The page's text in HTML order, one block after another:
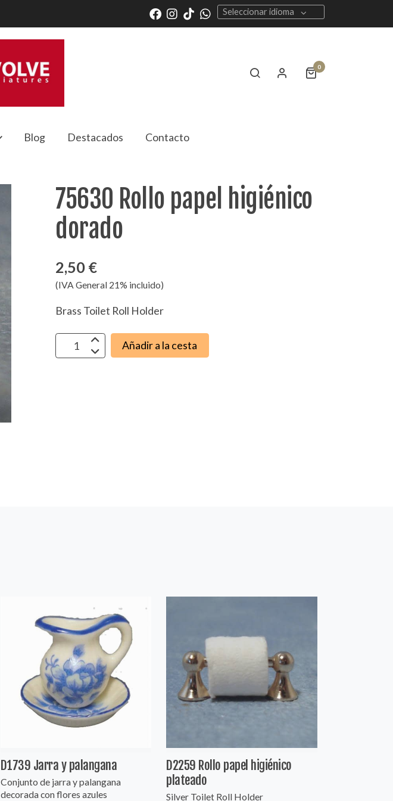
Seleccionar idioma
0
Blog Destacados Contacto
75630 Rollo papel higiénico
dorado
2,50 €
(IVA General 21% incluido)
Brass Toilet Roll Holder
Añadir a la cesta
D1739 Jarra y palangana
Conjunto de jarra y palangana
decorada con flores azules
D2259 Rollo papel higiénico
plateado
Silver Toilet Roll Holder